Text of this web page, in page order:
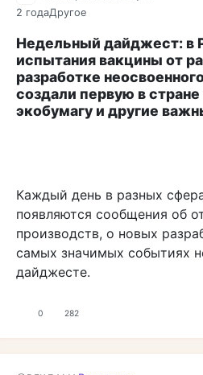
2 годаДругое
Недельный дайджест: в
испытания вакцины от
разработке
создали первую в
экобумагу и другие
Каждый день в разных
появляются сообщения об
производств, о новых
самых значимых событиях
дайджесте.
0 282